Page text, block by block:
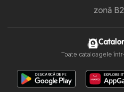
zonă
Toate cataloagele